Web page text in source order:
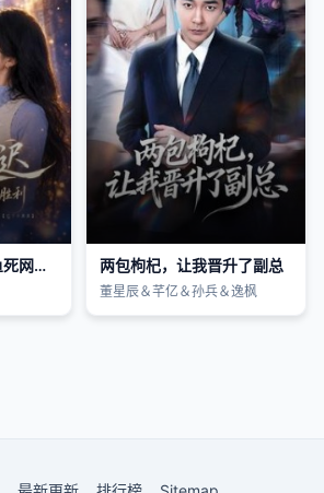
京婚迟迟：致我们鱼死网破的胜利 两包枸杞，让我晋升了副总
董星辰＆芊亿＆孙兵＆逸枫